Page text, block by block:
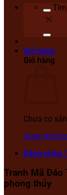
Giỏ hàng
Giỏ hàng
Chưa có
Quay trở lại
Đăng nhập
Tranh Mã Đáo
phong thủy